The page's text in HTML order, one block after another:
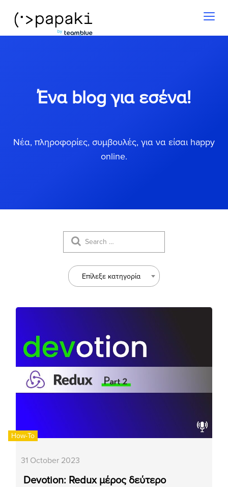
Ένα blog για εσένα!
Νέα, πληροφορίες, συμβουλές, για να είσαι happy
online.
Επίλεξε κατηγορία
How-To
31 October 2023
Devotion: Redux μέρος δεύτερο